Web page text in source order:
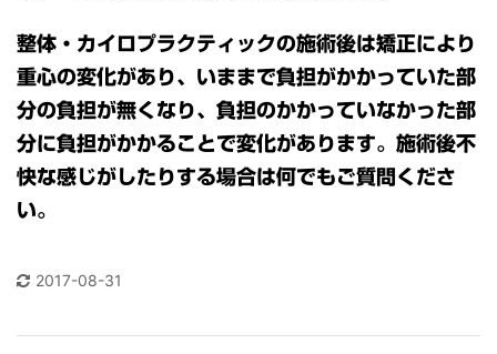
整体・カイロプラクティックの施術後は矯正により
重心の変化があり、いままで負担がかかっていた部
分の負担が無くなり、負担のかかっていなかった部
分に負担がかかることで変化があります。施術後不
快な感じがしたりする場合は何でもご質問くださ
い。
2017-08-31